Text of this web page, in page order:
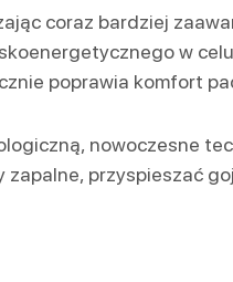
coraz bardziej
w
poprawia komfort
nowoczesne
przyspieszać